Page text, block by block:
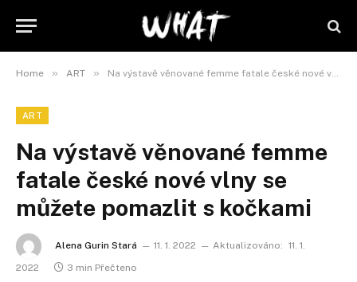
Home » ART » Na výstavě věnované femme fatale české nové vlny se můžete pomazlit s kočkami
ART
Na výstavě věnované femme
fatale české nové vlny se
můžete pomazlit s kočkami
Alena Gurin Stará 11. 1. 2022 Aktualizováno: 11. 1.
2022
3 min Přečteno